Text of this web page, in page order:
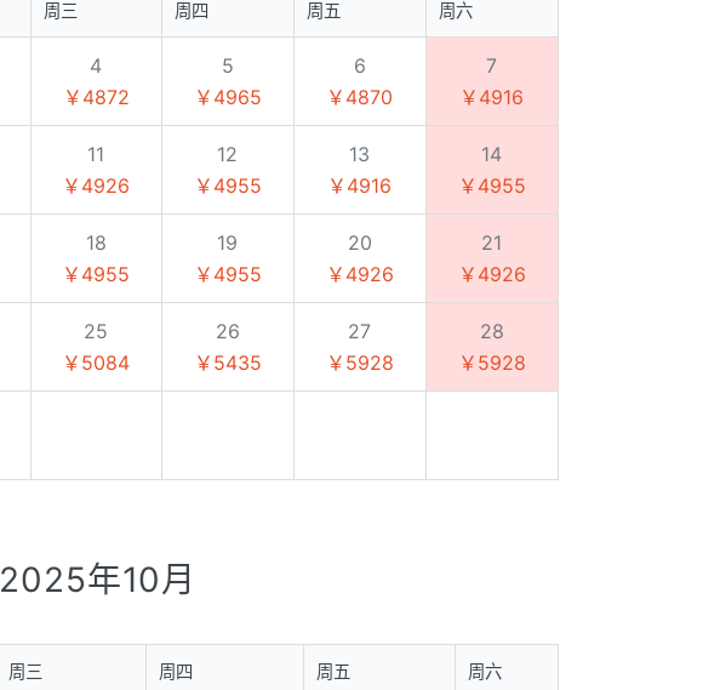
周三 周四 周五 周六
4
￥4872
5
￥4965
6
￥4870
7
￥4916
11
￥4926
12
￥4955
13
￥4916
14
￥4955
18
￥4955
19
￥4955
20
￥4926
21
￥4926
25
￥5084
26
￥5435
27
￥5928
28
￥5928
2025年10月
周三 周四 周五 周六